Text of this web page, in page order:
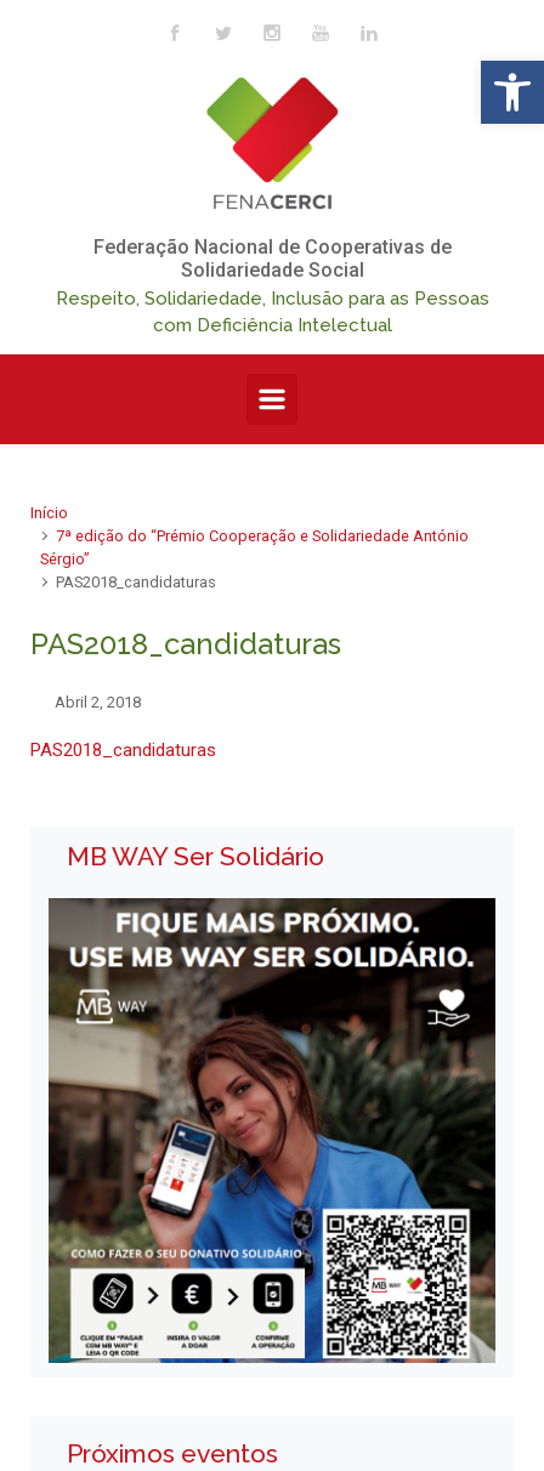
Skip to main content
Federação Nacional de Cooperativas de
Solidariedade Social
Respeito, Solidariedade, Inclusão para as Pessoas
com Deficiência Intelectual
Início
7ª edição do “Prémio Cooperação e Solidariedade António
Sérgio”
PAS2018_candidaturas
PAS2018_candidaturas
Abril 2, 2018
PAS2018_candidaturas
MB WAY Ser Solidário
Próximos eventos